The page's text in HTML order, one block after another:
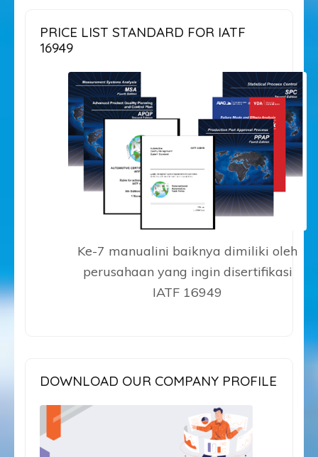
PRICE LIST STANDARD FOR IATF
16949
Ke-7 manualini baiknya dimiliki oleh
perusahaan yang ingin disertifikasi
IATF 16949
DOWNLOAD OUR COMPANY PROFILE